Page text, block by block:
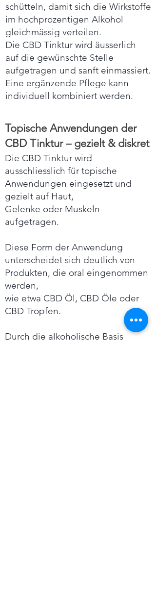
schütteln, damit sich die Wirkstoffe
im hochprozentigen Alkohol
gleichmässig verteilen.
Die CBD Tinktur wird äusserlich
auf die gewünschte Stelle
aufgetragen und sanft einmassiert.
Eine ergänzende Pflege kann
individuell kombiniert werden.
Topische Anwendungen der
CBD Tinktur – gezielt & diskret
Die CBD Tinktur wird
ausschliesslich für topische
Anwendungen eingesetzt und
gezielt auf Haut,
Gelenke oder Muskeln
aufgetragen.
Diese Form der Anwendung
unterscheidet sich deutlich von
Produkten, die oral eingenommen
werden,
wie etwa CBD Öl, CBD Öle oder
CBD Tropfen.
Durch die alkoholische Basis